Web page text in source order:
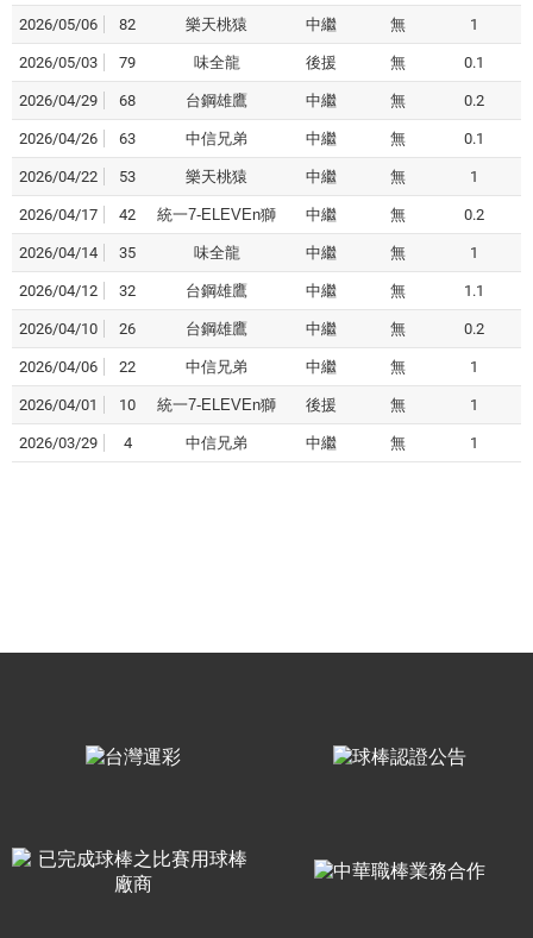
2026/05/06 82 樂天桃猿 中繼 無 1
2026/05/03 79 味全龍 後援 無 0.1
2026/04/29 68 台鋼雄鷹 中繼 無 0.2
2026/04/26 63 中信兄弟 中繼 無 0.1
2026/04/22 53 樂天桃猿 中繼 無 1
2026/04/17 42 統一7-ELEVEn獅 中繼 無 0.2
2026/04/14 35 味全龍 中繼 無 1
2026/04/12 32 台鋼雄鷹 中繼 無 1.1
2026/04/10 26 台鋼雄鷹 中繼 無 0.2
2026/04/06 22 中信兄弟 中繼 無 1
2026/04/01 10 統一7-ELEVEn獅 後援 無 1
2026/03/29 4 中信兄弟 中繼 無 1